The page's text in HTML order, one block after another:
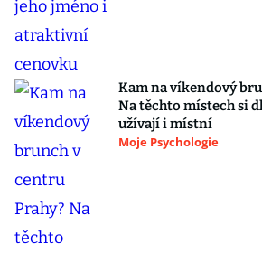
Kam na víkendový
Na těchto místech si
užívají i místní
Moje Psychologie